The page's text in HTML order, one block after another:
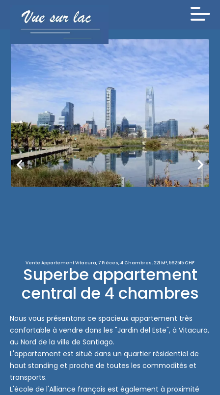
Vente Appartement Vitacura, 7 Pièces, 4 Chambres, 221 M², 562 515 CHF
Superbe appartement
central de 4 chambres
Nous vous présentons ce spacieux appartement très
confortable à vendre dans les "Jardin del Este", à Vitacura,
au Nord de la ville de Santiago.
L'appartement est situé dans un quartier résidentiel de
haut standing et proche de toutes les commodités et
transports.
L'école de l'Alliance français est également à proximité